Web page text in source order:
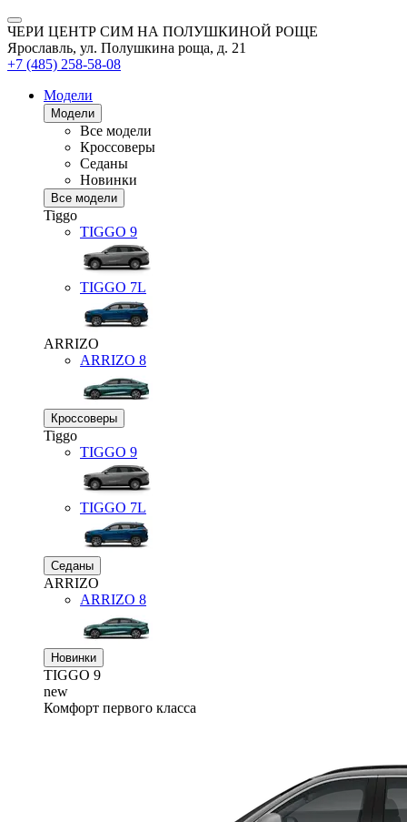
ЧЕРИ ЦЕНТР СИМ НА ПОЛУШКИНОЙ РОЩЕ
Ярославль, ул. Полушкина роща, д. 21
+7 (485) 258-58-08
Модели
Модели
Все модели
Кроссоверы
Седаны
Новинки
Все модели
Tiggo
TIGGO 9
TIGGO 7L
ARRIZO
ARRIZO 8
Кроссоверы
Tiggo
TIGGO 9
TIGGO 7L
Седаны
ARRIZO
ARRIZO 8
Новинки
TIGGO 9
new
Комфорт первого класса